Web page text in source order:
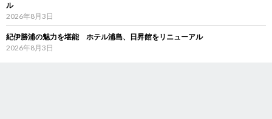
ル
2026年8月3日
紀伊勝浦の魅力を堪能 ホテル浦島、日昇館をリニューアル
2026年8月3日